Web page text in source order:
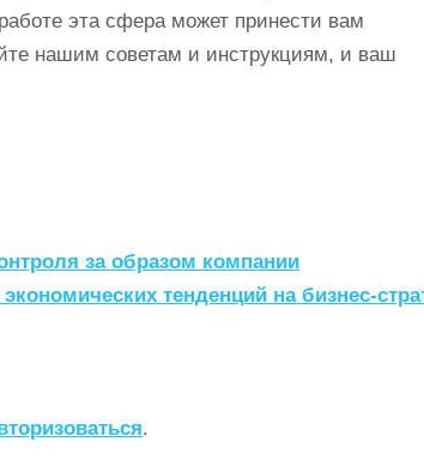
эта сфера может принести вам
нашим советам и инструкциям, и ваш
за образом компании
тенденций на бизнес-
.